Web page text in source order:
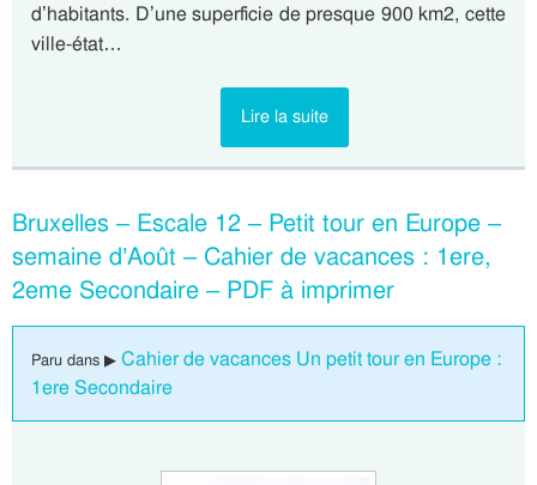
d’habitants. D’une superficie de presque 900 km2, cette
ville-état…
Lire la suite
Bruxelles – Escale 12 – Petit tour en Europe –
semaine d’Août – Cahier de vacances : 1ere,
2eme Secondaire – PDF à imprimer
Paru dans ▶ Cahier de vacances Un petit tour en Europe :
1ere Secondaire